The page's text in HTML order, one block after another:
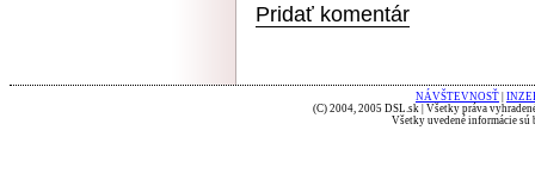
Pridať komentár
NÁVŠTEVNOSŤ
(C) 2004, 2005 DSL.sk | Všetky práva
Všetky uvedené informácie sú